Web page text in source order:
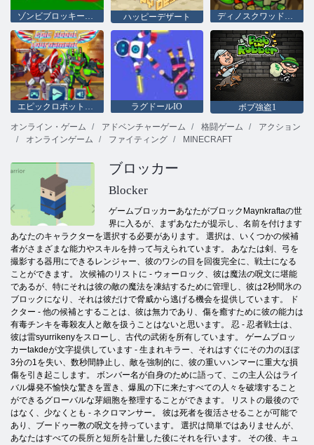
ゾンビブロッキーガンウォーフェアの撮影 ハッピーデザート ディノスクワッドアドベンチャー
エピックロボットトーナメント ラグドールIO
ボブ強盗1
オンライン・ゲーム
アドベンチャーゲーム 格闘ゲーム
アクション
オンラインゲーム
ファイティング MINECRAFT
ブロッカー
Blocker
ゲームブロッカーあなたがブロックMaynkraftaの世
界に入るが、まずあなたが提示し、名前を付けます
あなたのキャラクターを選択する必要があります。 選択は、いくつかの候補
者がさまざまな能力やスキルを持って与えられています。 あなたは剣、弓を
撮影する器用にできるレンジャー、彼のワシの目を回復完全に、戦士になる
ことができます。 次候補のリストに - ウォーロック、彼は魔法の呪文に堪能
であるが、特にそれは彼の敵の魔法を凍結するために管理し、彼は2秒間氷の
ブロックになり、それは彼だけで脅威から逃げる機会を提供しています。 ド
クター - 他の候補とすることは、彼は無力であり、傷を癒すために彼の能力は
有毒チンキを毒殺友人と敵を扱うことはないと思います。 忍 - 忍者戦士は、
彼は雷syurrikenyをスローし、古代の武術を所有しています。 ゲームブロッ
カーtakdeが文字提供しています - 生まれキラー、それはすぐにその力のほぼ
3分の1を失い、数秒間静止し、敵を強制的に、彼の重いハンマーに重大な損
傷を引き起こします。 ボンバー名が自身のために語って、この主人公はライ
バル爆発不愉快な驚きを置き、爆風の下に来たすべての人々を破壊すること
ができるグローバルな芽細胞を整理することができます。 リストの最後ので
はなく、少なくとも - ネクロマンサー。 彼は死者を復活させることが可能で
あり、ブードゥー教の呪文を持っています。 選択は簡単ではありませんが、
あなたはすべての長所と短所を計量した後にそれを行います。 その後、キュ